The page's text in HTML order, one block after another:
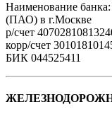
Наименование
(ПАО) в г.Москве
р/счет
корр/счет
БИК 044525411